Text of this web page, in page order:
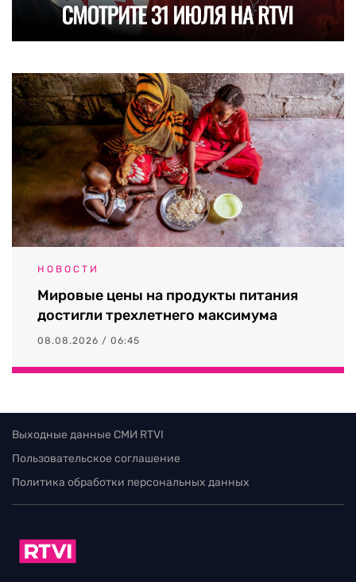
НОВОСТИ
Мировые цены на продукты питания
достигли трехлетнего максимума
08.08.2026 / 06:45
Выходные данные СМИ RTVI
Пользовательское соглашение
Политика обработки персональных данных